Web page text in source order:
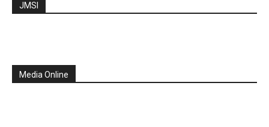
JMSI
Media Online